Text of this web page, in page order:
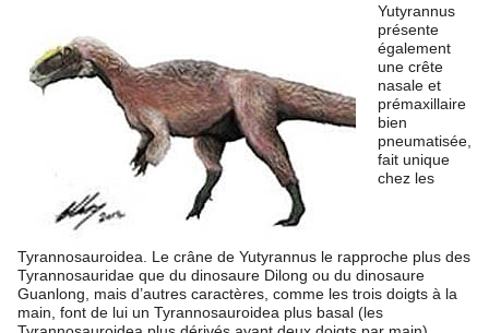
Yutyrannus
présente
également
une crête
nasale et
prémaxillaire
bien
pneumatisée,
fait unique
chez les
Tyrannosauroidea. Le crâne de Yutyrannus le rapproche plus des
Tyrannosauridae que du dinosaure Dilong ou du dinosaure
Guanlong, mais d’autres caractères, comme les trois doigts à la
main, font de lui un Tyrannosauroidea plus basal (les